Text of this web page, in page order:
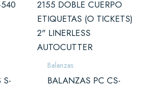
S-
Balanzas
BALANZAS PC CS-